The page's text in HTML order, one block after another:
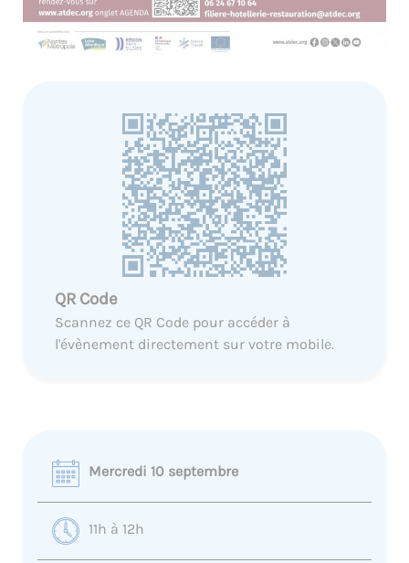
QR Code
Scannez ce QR Code pour accéder à
l'évènement directement sur votre mobile.
Mercredi 10 septembre
11h à 12h